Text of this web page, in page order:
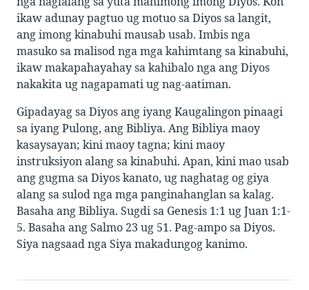
ikaw adunay pagtuo ug motuo sa Diyos sa langit,
ang imong kinabuhi mausab usab. Imbis nga
masuko sa malisod nga mga kahimtang sa kinabuhi,
ikaw makapahayahay sa kahibalo nga ang Diyos
nakakita ug nagapamati ug nag-aatiman.
Gipadayag sa Diyos ang iyang Kaugalingon pinaagi
sa iyang Pulong, ang Bibliya. Ang Bibliya maoy
kasaysayan; kini maoy tagna; kini maoy
instruksiyon alang sa kinabuhi. Apan, kini mao usab
ang gugma sa Diyos kanato, ug naghatag og giya
alang sa sulod nga mga panginahanglan sa kalag.
Basaha ang Bibliya. Sugdi sa Genesis 1:1 ug Juan 1:1-
5. Basaha ang Salmo 23 ug 51. Pag-ampo sa Diyos.
Siya nagsaad nga Siya makadungog kanimo.